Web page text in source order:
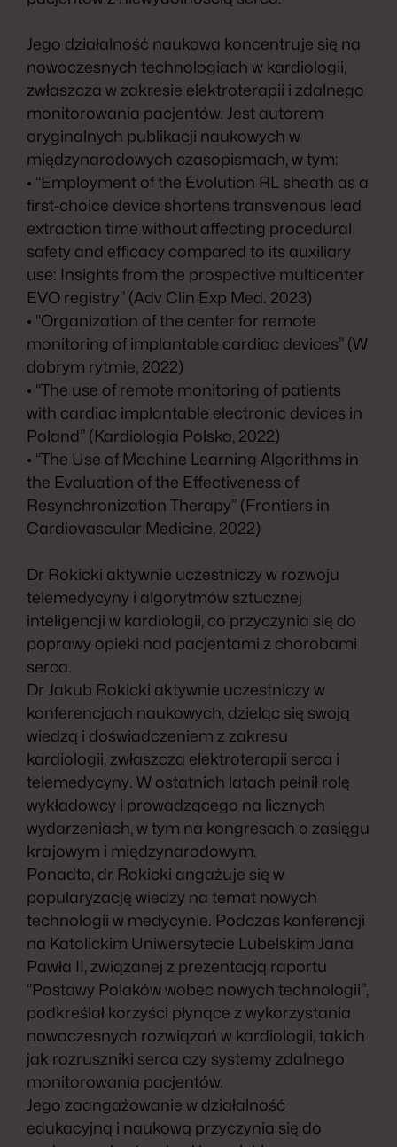
Jego działalność naukowa koncentruje się na
nowoczesnych technologiach w kardiologii,
zwłaszcza w zakresie elektroterapii i zdalnego
monitorowania pacjentów. Jest autorem
oryginalnych publikacji naukowych w
międzynarodowych czasopismach, w tym:
• “Employment of the Evolution RL sheath as a
first-choice device shortens transvenous lead
extraction time without affecting procedural
safety and efficacy compared to its auxiliary
use: Insights from the prospective multicenter
EVO registry” (Adv Clin Exp Med. 2023)
• “Organization of the center for remote
monitoring of implantable cardiac devices” (W
dobrym rytmie, 2022)
• “The use of remote monitoring of patients
with cardiac implantable electronic devices in
Poland” (Kardiologia Polska, 2022)
• “The Use of Machine Learning Algorithms in
the Evaluation of the Effectiveness of
Resynchronization Therapy” (Frontiers in
Cardiovascular Medicine, 2022)
Dr Rokicki aktywnie uczestniczy w rozwoju
telemedycyny i algorytmów sztucznej
inteligencji w kardiologii, co przyczynia się do
poprawy opieki nad pacjentami z chorobami
serca.
Dr Jakub Rokicki aktywnie uczestniczy w
konferencjach naukowych, dzieląc się swoją
wiedzą i doświadczeniem z zakresu
kardiologii, zwłaszcza elektroterapii serca i
telemedycyny. W ostatnich latach pełnił rolę
wykładowcy i prowadzącego na licznych
wydarzeniach, w tym na kongresach o zasięgu
krajowym i międzynarodowym.
Ponadto, dr Rokicki angażuje się w
popularyzację wiedzy na temat nowych
technologii w medycynie. Podczas konferencji
na Katolickim Uniwersytecie Lubelskim Jana
Pawła II, związanej z prezentacją raportu
“Postawy Polaków wobec nowych technologii”,
podkreślał korzyści płynące z wykorzystania
nowoczesnych rozwiązań w kardiologii, takich
jak rozruszniki serca czy systemy zdalnego
monitorowania pacjentów.
Jego zaangażowanie w działalność
edukacyjną i naukową przyczynia się do